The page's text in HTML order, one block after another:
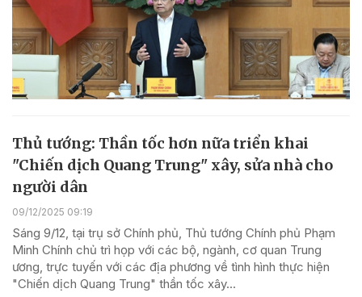
Thủ tướng: Thần tốc hơn nữa triển khai
"Chiến dịch Quang Trung" xây, sửa nhà cho
người dân
09/12/2025 09:19
Sáng 9/12, tại trụ sở Chính phủ, Thủ tướng Chính phủ Phạm
Minh Chính chủ trì họp với các bộ, ngành, cơ quan Trung
ương, trực tuyến với các địa phương về tình hình thực hiện
"Chiến dịch Quang Trung" thần tốc xây...